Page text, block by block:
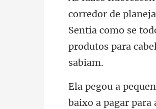
Sentia como se
baixo a pagar para